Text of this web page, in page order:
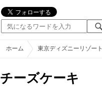
ホーム 東京ディズニーリゾート
チーズケーキ